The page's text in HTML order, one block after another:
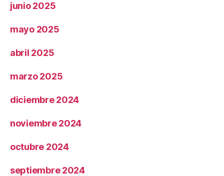
junio 2025
mayo 2025
abril 2025
marzo 2025
diciembre 2024
noviembre 2024
octubre 2024
septiembre 2024